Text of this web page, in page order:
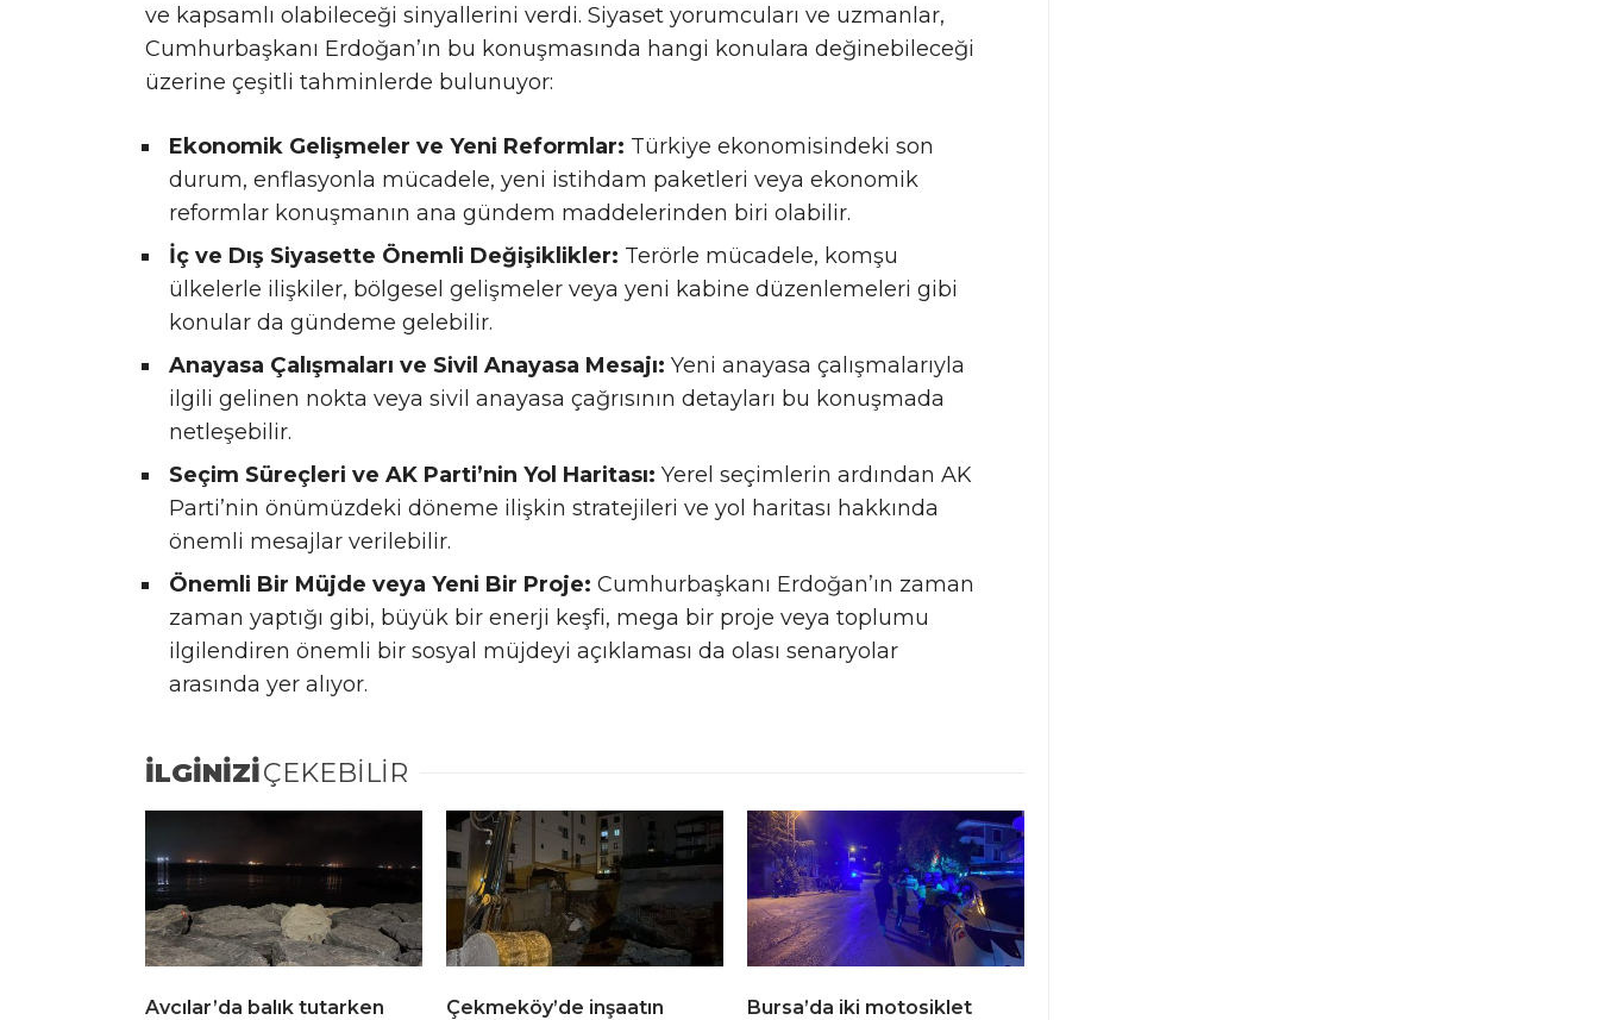
ve kapsamlı olabileceği sinyallerini verdi. Siyaset yorumcuları ve uzmanlar,
Cumhurbaşkanı Erdoğan’ın bu konuşmasında hangi konulara değinebileceği
üzerine çeşitli tahminlerde bulunuyor:
Ekonomik Gelişmeler ve Yeni Reformlar: Türkiye ekonomisindeki son
durum, enflasyonla mücadele, yeni istihdam paketleri veya ekonomik
reformlar konuşmanın ana gündem maddelerinden biri olabilir.
İç ve Dış Siyasette Önemli Değişiklikler: Terörle mücadele, komşu
ülkelerle ilişkiler, bölgesel gelişmeler veya yeni kabine düzenlemeleri gibi
konular da gündeme gelebilir.
Anayasa Çalışmaları ve Sivil Anayasa Mesajı: Yeni anayasa çalışmalarıyla
ilgili gelinen nokta veya sivil anayasa çağrısının detayları bu konuşmada
netleşebilir.
Seçim Süreçleri ve AK Parti’nin Yol Haritası: Yerel seçimlerin ardından AK
Parti’nin önümüzdeki döneme ilişkin stratejileri ve yol haritası hakkında
önemli mesajlar verilebilir.
Önemli Bir Müjde veya Yeni Bir Proje: Cumhurbaşkanı Erdoğan’ın zaman
zaman yaptığı gibi, büyük bir enerji keşfi, mega bir proje veya toplumu
ilgilendiren önemli bir sosyal müjdeyi açıklaması da olası senaryolar
arasında yer alıyor.
İLGİNİZİÇEKEBİLİR
Avcılar’da balık tutarken
Çekmeköy’de inşaatın
Bursa’da iki motosiklet